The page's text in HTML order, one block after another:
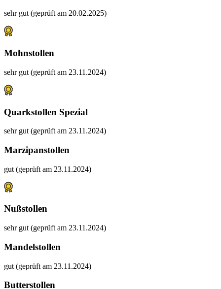
sehr gut (geprüft am 20.02.2025)
Mohnstollen
sehr gut (geprüft am 23.11.2024)
Quarkstollen Spezial
sehr gut (geprüft am 23.11.2024)
Marzipanstollen
gut (geprüft am 23.11.2024)
Nußstollen
sehr gut (geprüft am 23.11.2024)
Mandelstollen
gut (geprüft am 23.11.2024)
Butterstollen